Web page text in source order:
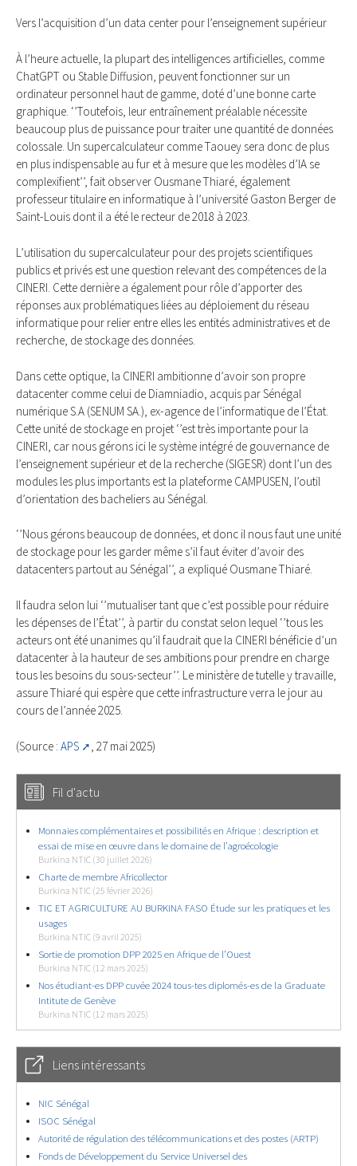
Vers l’acquisition d’un data center pour l’enseignement supérieur
À l’heure actuelle, la plupart des intelligences artificielles, comme
ChatGPT ou Stable Diffusion, peuvent fonctionner sur un
ordinateur personnel haut de gamme, doté d’une bonne carte
graphique. ‘’Toutefois, leur entraînement préalable nécessite
beaucoup plus de puissance pour traiter une quantité de données
colossale. Un supercalculateur comme Taouey sera donc de plus
en plus indispensable au fur et à mesure que les modèles d’IA se
complexifient’’, fait observer Ousmane Thiaré, également
professeur titulaire en informatique à l’université Gaston Berger de
Saint-Louis dont il a été le recteur de 2018 à 2023.
L’utilisation du supercalculateur pour des projets scientifiques
publics et privés est une question relevant des compétences de la
CINERI. Cette dernière a également pour rôle d’apporter des
réponses aux problématiques liées au déploiement du réseau
informatique pour relier entre elles les entités administratives et de
recherche, de stockage des données.
Dans cette optique, la CINERI ambitionne d’avoir son propre
datacenter comme celui de Diamniadio, acquis par Sénégal
numérique S.A (SENUM SA.), ex-agence de l’informatique de l’État.
Cette unité de stockage en projet ‘’est très importante pour la
CINERI, car nous gérons ici le système intégré de gouvernance de
l’enseignement supérieur et de la recherche (SIGESR) dont l’un des
modules les plus importants est la plateforme CAMPUSEN, l’outil
d’orientation des bacheliers au Sénégal.
‘’Nous gérons beaucoup de données, et donc il nous faut une unité
de stockage pour les garder même s’il faut éviter d’avoir des
datacenters partout au Sénégal’’, a expliqué Ousmane Thiaré.
Il faudra selon lui ‘’mutualiser tant que c’est possible pour réduire
les dépenses de l’État’’, à partir du constat selon lequel ‘’tous les
acteurs ont été unanimes qu’il faudrait que la CINERI bénéficie d’un
datacenter à la hauteur de ses ambitions pour prendre en charge
tous les besoins du sous-secteur’’. Le ministère de tutelle y travaille,
assure Thiaré qui espère que cette infrastructure verra le jour au
cours de l’année 2025.
(Source : APS , 27 mai 2025)
Fil d'actu
Monnaies complémentaires et possibilités en Afrique : description et
essai de mise en œuvre dans le domaine de l’agroécologie
Burkina NTIC (30 juillet 2026)
Charte de membre Africollector
Burkina NTIC (25 février 2026)
TIC ET AGRICULTURE AU BURKINA FASO Étude sur les pratiques et les
usages
Burkina NTIC (9 avril 2025)
Sortie de promotion DPP 2025 en Afrique de l’Ouest
Burkina NTIC (12 mars 2025)
Nos étudiant-es DPP cuvée 2024 tous-tes diplomés-es de la Graduate
Intitute de Genève
Burkina NTIC (12 mars 2025)
Liens intéressants
NIC Sénégal
ISOC Sénégal
Autorité de régulation des télécommunications et des postes (ARTP)
Fonds de Développement du Service Universel des